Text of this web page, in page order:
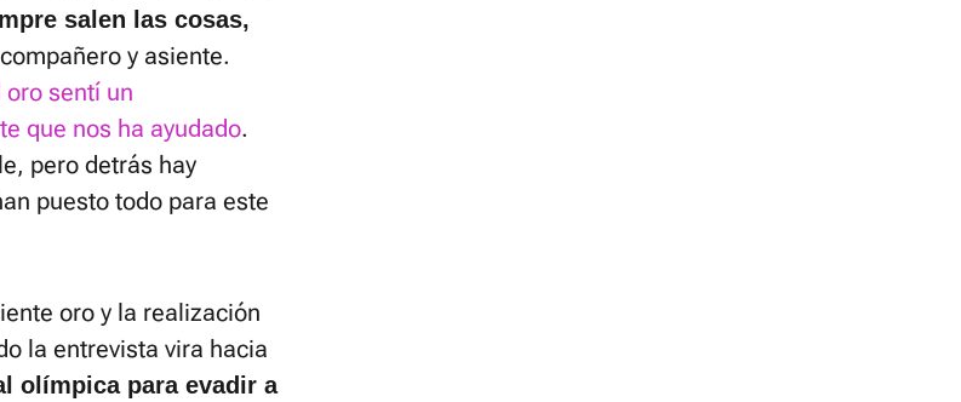
salen las cosas,
y asiente.
sentí un
que nos ha ayudado.
pero detrás hay
puesto todo para este
oro y la realización
la entrevista vira hacia
olímpica para evadir a